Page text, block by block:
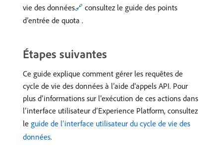
vie des données🔗 consultez le guide des points
d’entrée de quota .
Étapes suivantes
Ce guide explique comment gérer les requêtes de
cycle de vie des données à l’aide d’appels API. Pour
plus d’informations sur l’exécution de ces actions dans
l’interface utilisateur d’Experience Platform, consultez
le guide de l’interface utilisateur du cycle de vie des
données.